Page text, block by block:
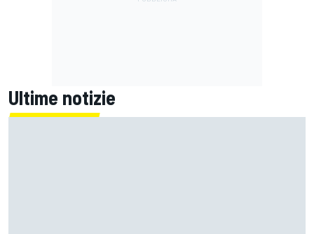
Ultime notizie